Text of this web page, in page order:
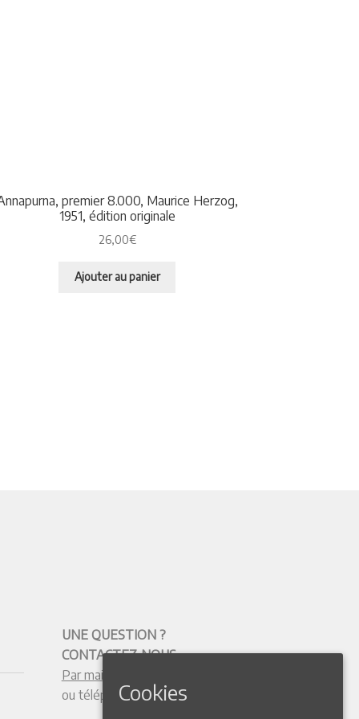
premier 8.000, Maurice Herzog,
1951, édition originale
26,00€
Ajouter au panier
UNE QUESTION ?
CONTACTEZ-NOUS
Par mail
ou téléphone : +33 4 50 38 77 20
Cookies